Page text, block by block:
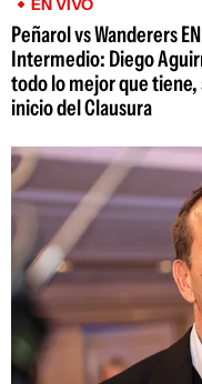
EN VIVO
Peñarol vs Wanderers
Intermedio: Diego
todo lo mejor que tiene,
inicio del Clausura